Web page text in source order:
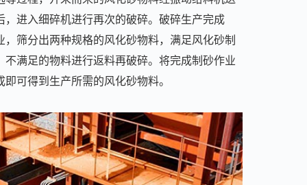
进入细碎机进行再次的破碎。破碎生产完成
筛分出两种规格的风化砂物料，满足风化砂制
满足的物料进行返料再破碎。将完成制砂作业
可得到生产所需的风化砂物料。